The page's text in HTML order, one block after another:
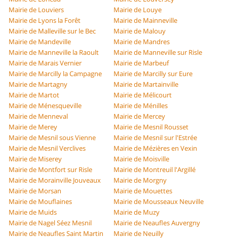
Mairie de Louviers
Mairie de Louye
Mairie de Lyons la Forêt
Mairie de Mainneville
Mairie de Malleville sur le Bec
Mairie de Malouy
Mairie de Mandeville
Mairie de Mandres
Mairie de Manneville la Raoult
Mairie de Manneville sur Risle
Mairie de Marais Vernier
Mairie de Marbeuf
Mairie de Marcilly la Campagne
Mairie de Marcilly sur Eure
Mairie de Martagny
Mairie de Martainville
Mairie de Martot
Mairie de Mélicourt
Mairie de Ménesqueville
Mairie de Ménilles
Mairie de Menneval
Mairie de Mercey
Mairie de Merey
Mairie de Mesnil Rousset
Mairie de Mesnil sous Vienne
Mairie de Mesnil sur l'Estrée
Mairie de Mesnil Verclives
Mairie de Mézières en Vexin
Mairie de Miserey
Mairie de Moisville
Mairie de Montfort sur Risle
Mairie de Montreuil l'Argillé
Mairie de Morainville Jouveaux
Mairie de Morgny
Mairie de Morsan
Mairie de Mouettes
Mairie de Mouflaines
Mairie de Mousseaux Neuville
Mairie de Muids
Mairie de Muzy
Mairie de Nagel Séez Mesnil
Mairie de Neaufles Auvergny
Mairie de Neaufles Saint Martin
Mairie de Neuilly